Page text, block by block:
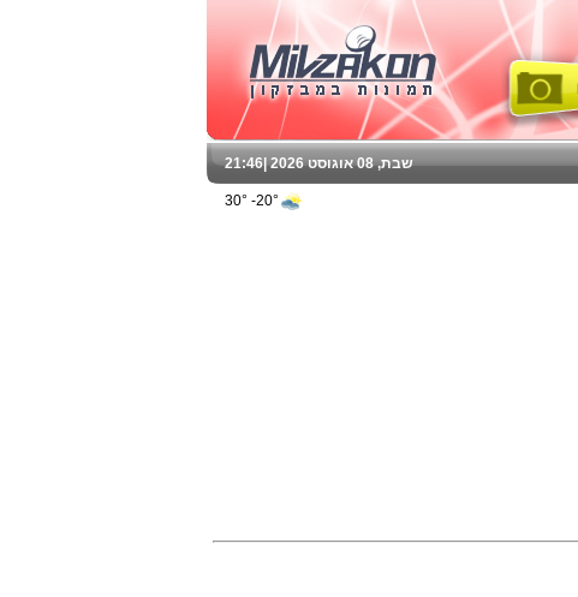
21:46 שבת, 08 אוגוסט 2026 |
20°- 30°